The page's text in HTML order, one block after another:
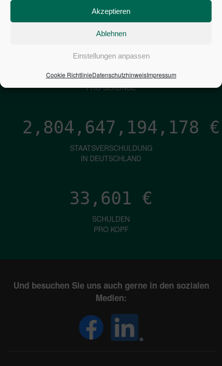
Akzeptieren
Ablehnen
Einstellungen anpassen
Cookie RichtlinieDatenschutzhinweisImpressum
PRO SEKUNDE
1,601€
ZINSEN
PRO SEKUNDE
2,804,647,195,024 €
STAATSVERSCHULDUNG
IN DEUTSCHLAND
33,601 €
SCHULDEN
PRO KOPF
Und besuchen Sie uns auch gerne in den sozialen
Medien: